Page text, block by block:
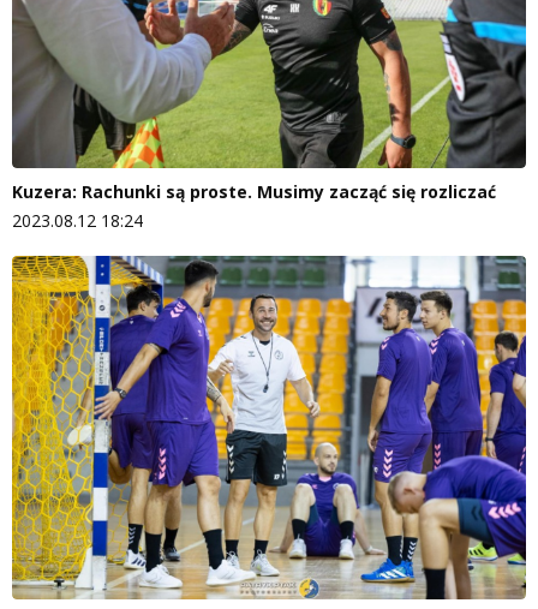
Kuzera: Rachunki są proste. Musimy zacząć się rozliczać
2023.08.12 18:24